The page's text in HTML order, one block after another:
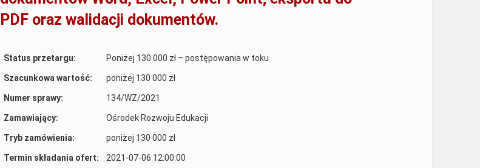
PDF oraz walidacji dokumentów.
Status przetargu: Poniżej 130 000 zł – postępowania w toku
Szacunkowa wartość: poniżej 130 000 zł
Numer sprawy: 134/WZ/2021
Zamawiający: Ośrodek Rozwoju Edukacji
Tryb zamówienia: poniżej 130 000 zł
Termin składania ofert: 2021-07-06 12:00:00